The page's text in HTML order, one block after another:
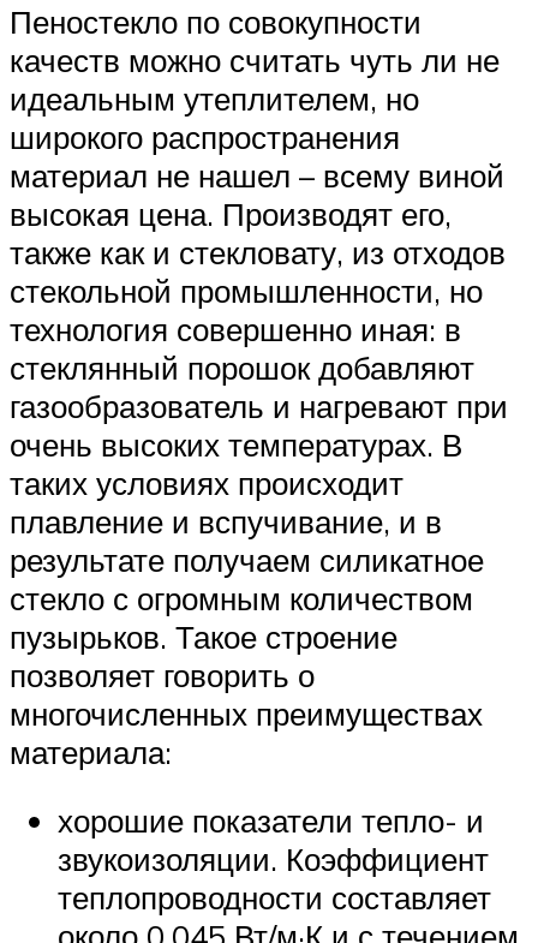
Пеностекло по совокупности
качеств можно считать чуть ли не
идеальным утеплителем, но
широкого распространения
материал не нашел – всему виной
высокая цена. Производят его,
также как и стекловату, из отходов
стекольной промышленности, но
технология совершенно иная: в
стеклянный порошок добавляют
газообразователь и нагревают при
очень высоких температурах. В
таких условиях происходит
плавление и вспучивание, и в
результате получаем силикатное
стекло с огромным количеством
пузырьков. Такое строение
позволяет говорить о
многочисленных преимуществах
материала:
хорошие показатели тепло- и
звукоизоляции. Коэффициент
теплопроводности составляет